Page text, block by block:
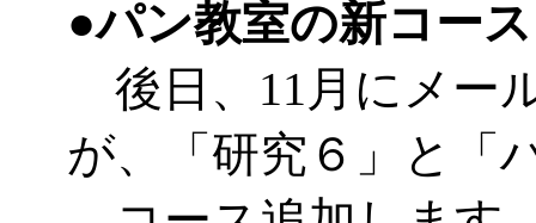
●パン教室の新コース
後日、11月にメー
が、「研究６」と「